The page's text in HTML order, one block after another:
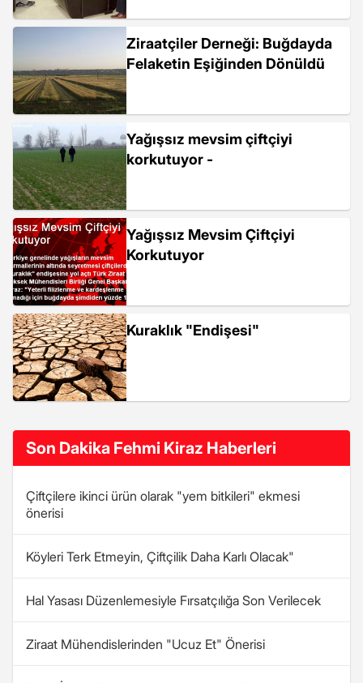
Ziraatçiler Derneği: Buğdayda
Felaketin Eşiğinden Dönüldü
Yağışsız mevsim çiftçiyi
korkutuyor -
Yağışsız Mevsim Çiftçiyi
Korkutuyor
Kuraklık "Endişesi"
Son Dakika Fehmi Kiraz Haberleri
Çiftçilere ikinci ürün olarak "yem bitkileri" ekmesi
önerisi
Köyleri Terk Etmeyin, Çiftçilik Daha Karlı Olacak"
Hal Yasası Düzenlemesiyle Fırsatçılığa Son Verilecek
Ziraat Mühendislerinden "Ucuz Et" Önerisi